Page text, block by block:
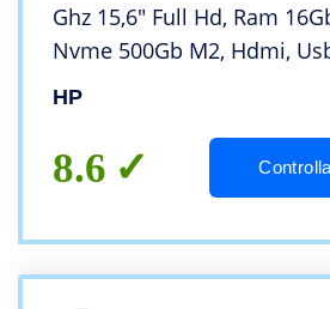
Ghz 15,6″ Full Hd, Ram
Nvme 500Gb M2, Hdmi,
Lan,Bluetooth,
HP
8.6